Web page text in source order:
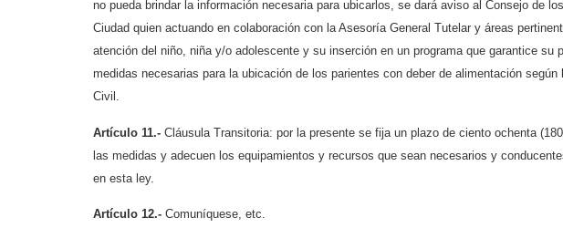
no pueda brindar la información necesaria para ubicarlos, se dará aviso al Consejo de
Ciudad quien actuando en colaboración con la Asesoría General Tutelar y áreas
atención del niño, niña y/o adolescente y su inserción en un programa que garantice su
medidas necesarias para la ubicación de los parientes con deber de alimentación
Civil.
Artículo 11.- Cláusula Transitoria: por la presente se fija un plazo de ciento ochenta
las medidas y adecuen los equipamientos y recursos que sean necesarios y
en esta ley.
Artículo 12.- Comuníquese, etc.